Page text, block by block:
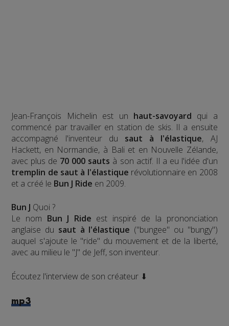
Jean-François Michelin est un haut-savoyard qui a
commencé par travailler en station de skis. Il a ensuite
accompagné l'inventeur du saut à l'élastique, AJ
Hackett, en Normandie, à Bali et en Nouvelle Zélande,
avec plus de 70 000 sauts à son actif. Il a eu l'idée d'un
tremplin de saut à l'élastique révolutionnaire en 2008
et a créé le Bun J Ride en 2009.
Bun J Quoi ?
Le nom Bun J Ride est inspiré de la prononciation
anglaise du saut à l'élastique ("bungee" ou "bungy")
auquel s'ajoute le "ride" du mouvement et de la liberté,
avec au milieu le "J" de Jeff, son inventeur.
Écoutez l'interview de son créateur ⬇
mp3